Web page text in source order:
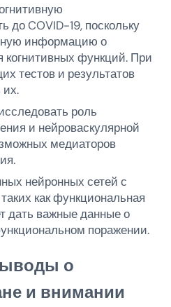
до COVID-19, поскольку
информацию о
когнитивных функций. При
тестов и результатов
их.
роль
и нейроваскулярной
медиаторов
нейронных сетей с
как функциональная
дать важные данные о
поражении.
о
и внимании